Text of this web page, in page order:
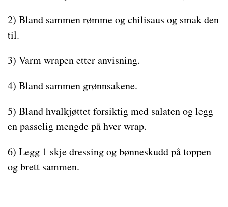
2) Bland sammen rømme og chilisaus og smak den
til.
3) Varm wrapen etter anvisning.
4) Bland sammen grønnsakene.
5) Bland hvalkjøttet forsiktig med salaten og legg
en passelig mengde på hver wrap.
6) Legg 1 skje dressing og bønneskudd på toppen
og brett sammen.